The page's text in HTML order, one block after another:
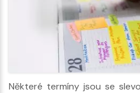
Některé termíny jsou se